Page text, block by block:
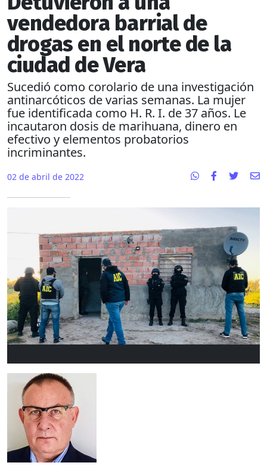
vendedora barrial de
drogas en el norte de la
ciudad de Vera
Sucedió como corolario de una investigación
antinarcóticos de varias semanas. La mujer
fue identificada como H. R. I. de 37 años. Le
incautaron dosis de marihuana, dinero en
efectivo y elementos probatorios
incriminantes.
02 de abril de 2022